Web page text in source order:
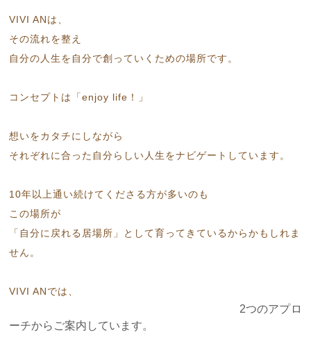
VIVI ANは、
その流れを整え
自分の人生を自分で創っていくための場所です。
コンセプトは「enjoy life！」
想いをカタチにしながら
それぞれに合った自分らしい人生をナビゲートしています。
10年以上通い続けてくださる方が多いのも
この場所が
「自分に戻れる居場所」として育ってきているからかもしれま
せん。
VIVI ANでは、
2つのアプロ
ーチからご案内しています。